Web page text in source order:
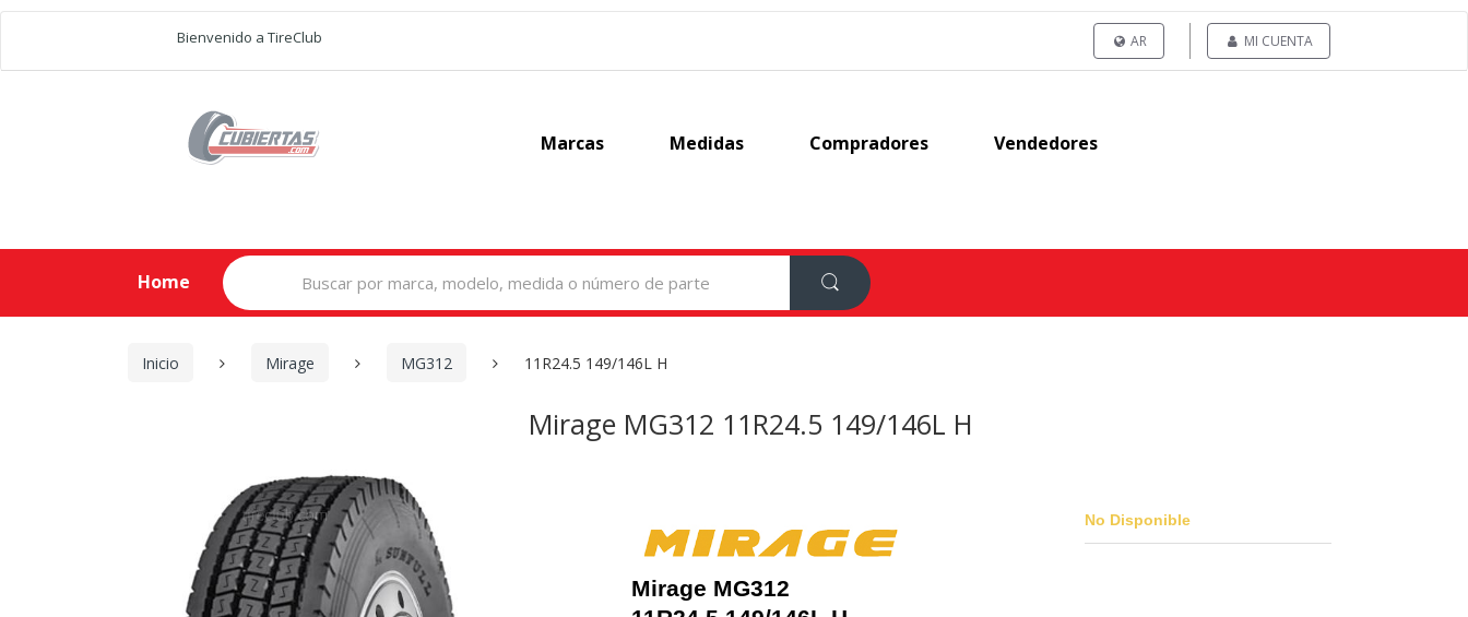
Bienvenido a TireClub AR MI CUENTA
Marcas Medidas Compradores Vendedores
Home
Search
for:
Inicio Mirage MG312 11R24.5 149/146L H
Mirage MG312 11R24.5 149/146L H
Mirage MG312
No Disponible